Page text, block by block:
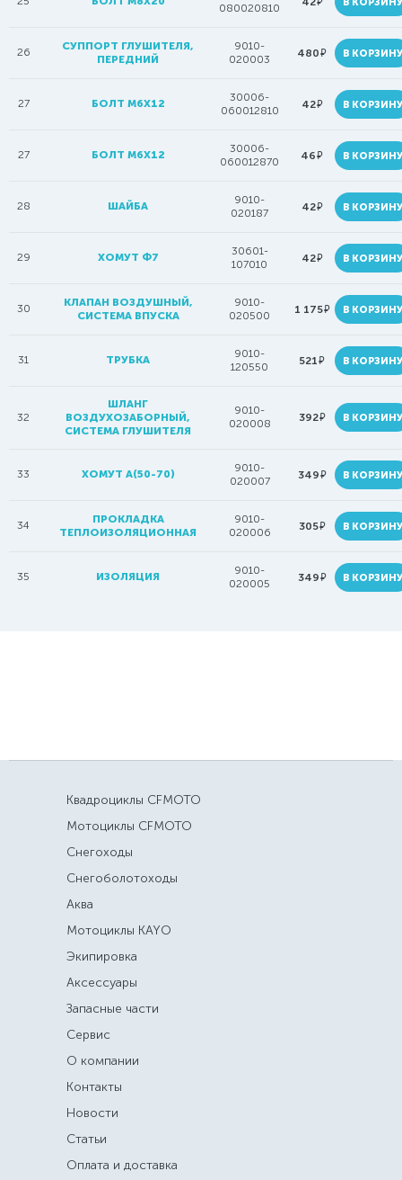
080020810
В КОРЗИНУ
26
СУППОРТ ГЛУШИТЕЛЯ,
ПЕРЕДНИЙ
9010-
020003
480руб. В КОРЗИНУ
27 БОЛТ M6X12
30006-
060012810
42руб. В КОРЗИНУ
27 БОЛТ М6Х12
30006-
060012870
46руб. В КОРЗИНУ
28 ШАЙБА
9010-
020187
42руб. В КОРЗИНУ
29 ХОМУТ Ф7
30601-
107010
42руб. В КОРЗИНУ
30
КЛАПАН ВОЗДУШНЫЙ,
СИСТЕМА ВПУСКА
9010-
020500
1 175руб. В КОРЗИНУ
31 ТРУБКА
9010-
120550
521руб. В КОРЗИНУ
32
ШЛАНГ
ВОЗДУХОЗАБОРНЫЙ,
СИСТЕМА ГЛУШИТЕЛЯ
9010-
020008
392руб. В КОРЗИНУ
33 ХОМУТ A(50-70)
9010-
020007
349руб. В КОРЗИНУ
34
ПРОКЛАДКА
ТЕПЛОИЗОЛЯЦИОННАЯ
9010-
020006
305руб. В КОРЗИНУ
35 ИЗОЛЯЦИЯ
9010-
020005
349руб. В КОРЗИНУ
Квадроциклы CFMOTO
Мотоциклы CFMOTO
Снегоходы
Снегоболотоходы
Аква
Мотоциклы KAYO
Экипировка
Аксессуары
Запасные части
Сервис
О компании
Контакты
Новости
Статьи
Оплата и доставка